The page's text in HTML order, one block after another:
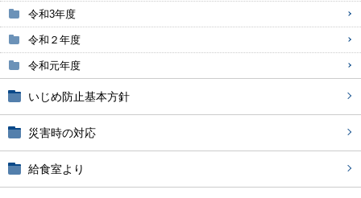
令和3年度
令和２年度
令和元年度
いじめ防止基本方針
災害時の対応
給食室より